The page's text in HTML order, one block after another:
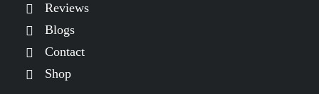
Reviews
Blogs
Contact
Shop